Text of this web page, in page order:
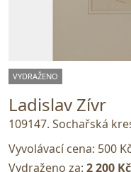
VYDRAŽENO
Ladislav Zívr
109147. Sochařská
Vyvolávací cena: 500 Kč
Vydraženo za: 2 200 Kč